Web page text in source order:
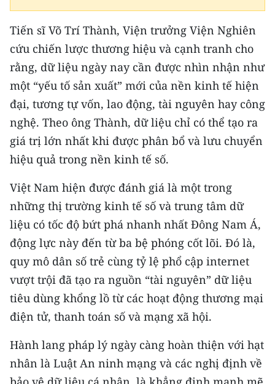
MUA BÁO
ĐỌC BÁO IN
ENGLISH
中文
РУССКИЙ
ESPAÑOL
한국어
Tiến sĩ Võ Trí Thành, Viện trưởng Viện Nghiên
cứu chiến lược thương hiệu và cạnh tranh cho
rằng, dữ liệu ngày nay cần được nhìn nhận như
một “yếu tố sản xuất” mới của nền kinh tế hiện
đại, tương tự vốn, lao động, tài nguyên hay công
nghệ. Theo ông Thành, dữ liệu chỉ có thể tạo ra
giá trị lớn nhất khi được phân bổ và lưu chuyển
hiệu quả trong nền kinh tế số.
Việt Nam hiện được đánh giá là một trong
những thị trường kinh tế số và trung tâm dữ
liệu có tốc độ bứt phá nhanh nhất Đông Nam Á,
động lực này đến từ ba bệ phóng cốt lõi. Đó là,
quy mô dân số trẻ cùng tỷ lệ phổ cập internet
vượt trội đã tạo ra nguồn “tài nguyên” dữ liệu
tiêu dùng khổng lồ từ các hoạt động thương mại
điện tử, thanh toán số và mạng xã hội.
Hành lang pháp lý ngày càng hoàn thiện với hạt
nhân là Luật An ninh mạng và các nghị định về